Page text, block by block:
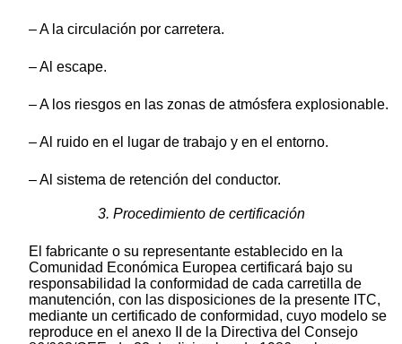
– A la circulación por carretera.
– Al escape.
– A los riesgos en las zonas de atmósfera explosionable.
– Al ruido en el lugar de trabajo y en el entorno.
– Al sistema de retención del conductor.
3. Procedimiento de certificación
El fabricante o su representante establecido en la
Comunidad Económica Europea certificará bajo su
responsabilidad la conformidad de cada carretilla de
manutención, con las disposiciones de la presente ITC,
mediante un certificado de conformidad, cuyo modelo se
reproduce en el anexo II de la Directiva del Consejo